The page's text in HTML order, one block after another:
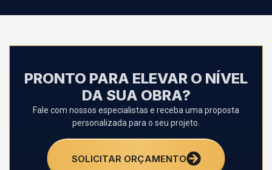
PRONTO PARA ELEVAR O NÍVEL
DA SUA OBRA?
Fale com nossos especialistas e receba uma proposta
personalizada para o seu projeto.
SOLICITAR ORÇAMENTO